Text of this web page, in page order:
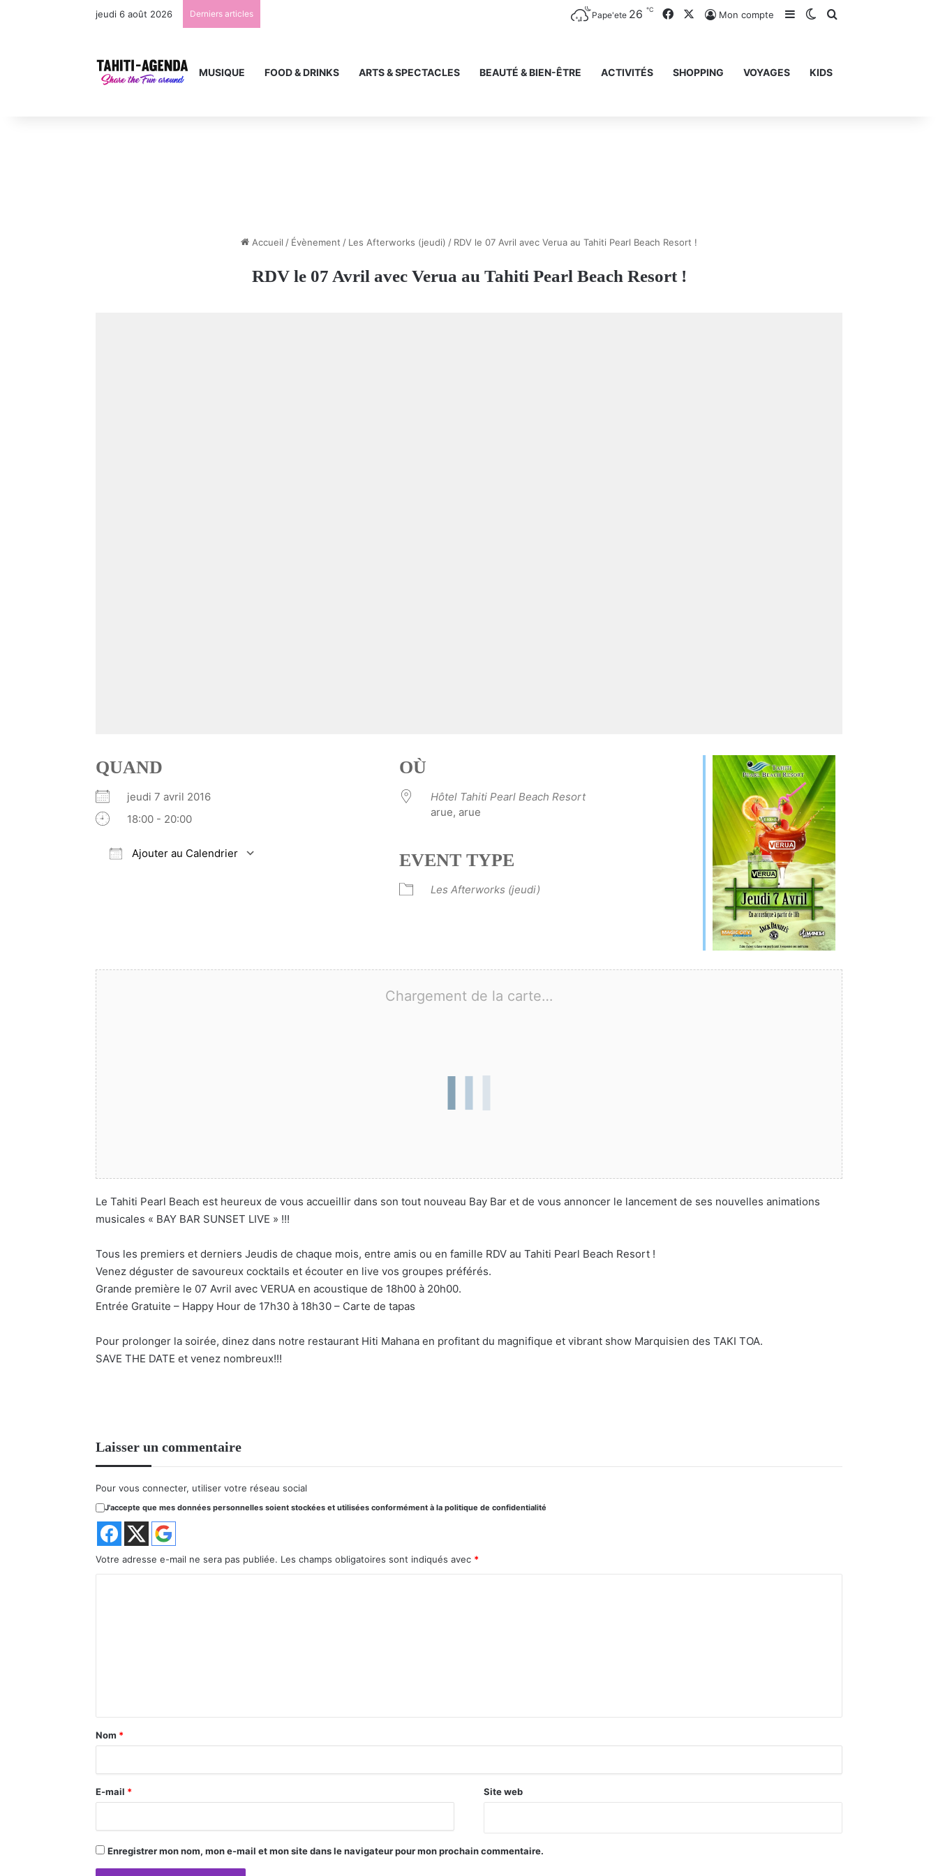
jeudi 6 août 2026 Derniers articles Pape'ete 26 ℃ FacebookMon compte Sidebar (barre latérale)
Switch skin
MUSIQUE FOOD & DRINKS ARTS & SPECTACLES BEAUTÉ & BIEN-ÊTRE ACTIVITÉS SHOPPING VOYAGES KIDS
Accueil / Évènement / Les Afterworks (jeudi) / RDV le 07 Avril avec Verua au Tahiti Pearl Beach Resort !
RDV le 07 Avril avec Verua au Tahiti Pearl Beach Resort !
QUAND
jeudi 7 avril 2016
18:00 - 20:00
Ajouter au Calendrier
OÙ
Hôtel Tahiti Pearl Beach Resort
arue, arue
EVENT TYPE
Les Afterworks (jeudi)
Chargement de la carte…
Le Tahiti Pearl Beach est heureux de vous accueillir dans son tout nouveau Bay Bar et de vous annoncer le lancement de ses nouvelles animations
musicales « BAY BAR SUNSET LIVE » !!!
Tous les premiers et derniers Jeudis de chaque mois, entre amis ou en famille RDV au Tahiti Pearl Beach Resort !
Venez déguster de savoureux cocktails et écouter en live vos groupes préférés.
Grande première le 07 Avril avec VERUA en acoustique de 18h00 à 20h00.
Entrée Gratuite – Happy Hour de 17h30 à 18h30 – Carte de tapas
Pour prolonger la soirée, dinez dans notre restaurant Hiti Mahana en profitant du magnifique et vibrant show Marquisien des TAKI TOA.
SAVE THE DATE et venez nombreux!!!
Laisser un commentaire
Pour vous connecter, utiliser votre réseau social
J'accepte que mes données personnelles soient stockées et utilisées conformément à la politique de confidentialité
Votre adresse e-mail ne sera pas publiée. Les champs obligatoires sont indiqués avec *
a
r
e
Nom *
E-mail * Site web
Enregistrer mon nom, mon e-mail et mon site dans le navigateur pour mon prochain commentaire.